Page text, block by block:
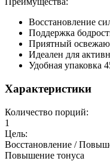
Восстановление
Поддержка
Приятный
Идеален для
Удобная упаковка
Характеристики
Количество порций:
1
Цель:
Восстановление /
Повышение тонуса